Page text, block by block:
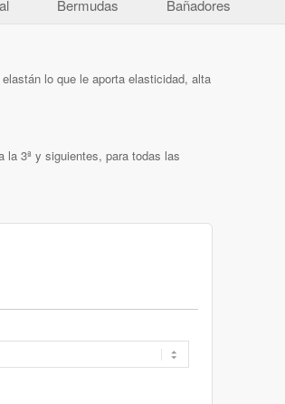
Bermudas Bañadores
lo que le aporta elasticidad, alta
la 3ª y siguientes, para todas las